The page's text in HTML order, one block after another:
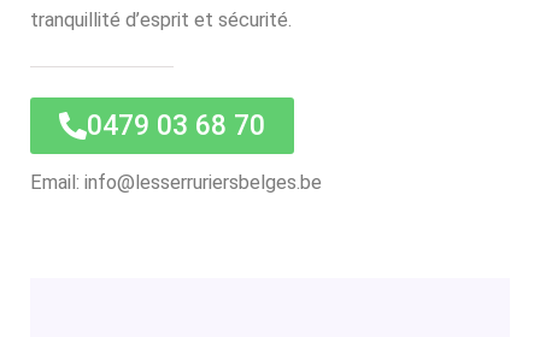
tranquillité d’esprit et sécurité.
0479 03 68 70
Email: info@lesserruriersbelges.be